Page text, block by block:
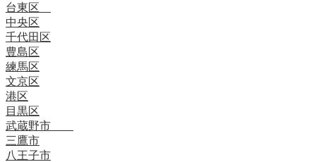
台東区
中央区
千代田区
豊島区
練馬区
文京区
港区
目黒区
武蔵野市
三鷹市
八王子市